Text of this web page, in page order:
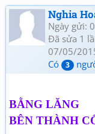
Nghia
Ngày gửi:
Đã sửa 1
07/05/
Có
3
BẰNG LĂNG
BÊN THÀNH